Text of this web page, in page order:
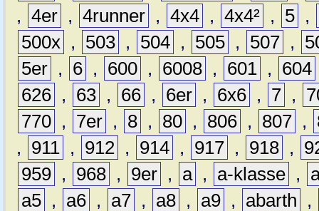
, 4er , 4runner , 4x4 , 4x4² , 5 ,
500x , 503 , 504 , 505 , 507 ,
5er , 6 , 600 , 6008 , 601 , 604
626 , 63 , 66 , 6er , 6x6 , 7 ,
770 , 7er , 8 , 80 , 806 , 807 ,
,
911 , 912 , 914 , 917 , 918 ,
959 , 968 , 9er , a , a-klasse ,
a5 , a6 , a7 , a8 , a9 , abarth
,